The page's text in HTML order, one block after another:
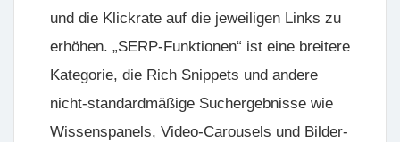
und die Klickrate auf die jeweiligen Links zu
erhöhen. „SERP-Funktionen“ ist eine breitere
Kategorie, die Rich Snippets und andere
nicht-standardmäßige Suchergebnisse wie
Wissenspanels, Video-Carousels und Bilder-